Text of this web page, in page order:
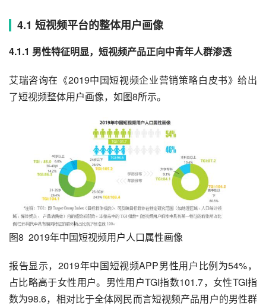
4.1 短视频平台的整体用户画像
4.1.1 男性特征明显，短视频产品正向中青年人群渗透
艾瑞咨询在《2019中国短视频企业营销策略白皮书》给出
了短视频整体用户画像，如图8所示。
图8  2019年中国短视频用户人口属性画像
报告显示，2019年中国短视频APP男性用户比例为54%，
占比略高于女性用户。男性用户TGI指数101.7，女性TGI指
数为98.6，相对比于全体网民而言短视频产品用户的男性群